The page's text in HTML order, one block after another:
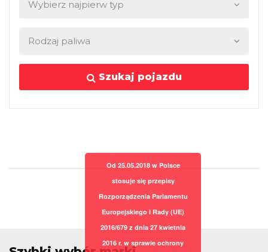
Szukaj pojazdu
Od 25.05.2018 w Polsce
stosuje się przepisy
Rozporządzenia Parlamentu
Europejskiego i Rady (UE)
2016/679 z dnia 27 kwietnia
2016 r. w sprawie ochrony